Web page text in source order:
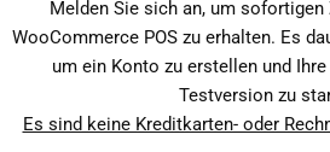
Melden Sie sich an, um
WooCommerce POS zu erhalten. Es
um ein Konto zu erstellen und
Testversion zu
Es sind keine Kreditkarten- oder